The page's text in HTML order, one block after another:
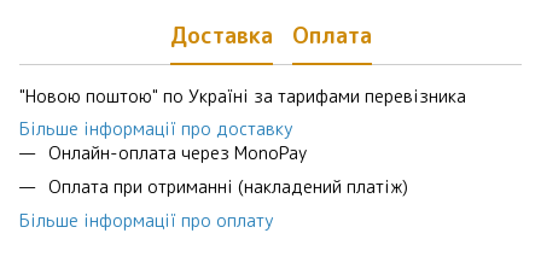
Доставка Оплата
"Новою поштою" по Україні за тарифами перевізника
Більше інформації про доставку
Онлайн-оплата через MonoPay
Оплата при отриманні (накладений платіж)
Більше інформації про оплату